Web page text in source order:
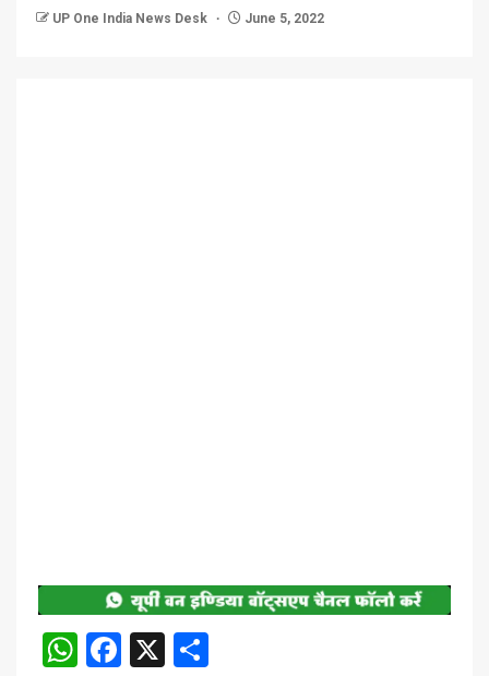
UP One India News Desk June 5, 2022
WhatsApp
Facebook
X